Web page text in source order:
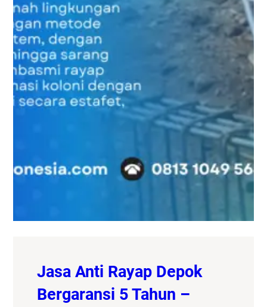
Jasa Anti Rayap Depok
Bergaransi 5 Tahun –